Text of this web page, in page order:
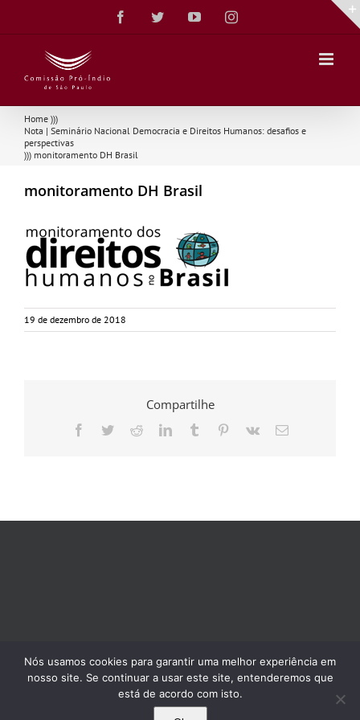
conteúdo
FacebookTwitterYouTubeInstagram
Home )))
Nota | Seminário Nacional Democracia e Direitos Humanos: desafios e
perspectivas
))) monitoramento DH Brasil
monitoramento DH Brasil
19 de dezembro de 2018
Compartilhe
Facebook
TwitterRedditLinkedInTumblr Pinterest
Vk
E-
Nós usamos cookies para garantir uma melhor experiência em
nosso site. Se continuar a usar este site, entenderemos que
está de acordo com isto.